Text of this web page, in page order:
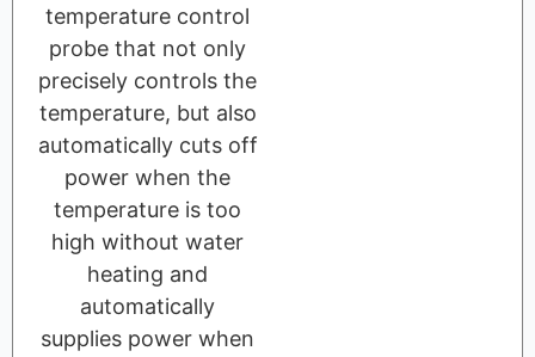
temperature control
probe that not only
precisely controls the
temperature, but also
automatically cuts off
power when the
temperature is too
high without water
heating and
automatically
supplies power when